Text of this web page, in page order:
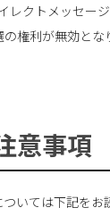
レクトメッセー
権利が無効と
意事項
ついては下記を